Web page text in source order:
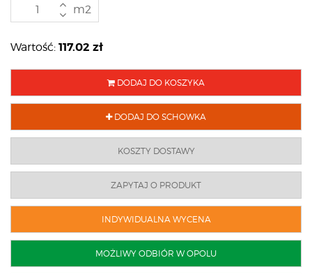
m2
Wartość: 117.02 zł
DODAJ DO KOSZYKA
DODAJ DO SCHOWKA
KOSZTY DOSTAWY
ZAPYTAJ O PRODUKT
INDYWIDUALNA WYCENA
MOŻLIWY ODBIÓR W OPOLU